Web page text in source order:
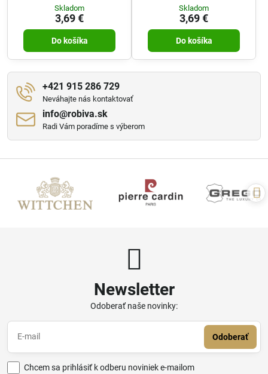
Skladom
3,69 €
Do košíka
Skladom
3,69 €
Do košíka
+421 915 286 729
Neváhajte nás kontaktovať
info​@robiva​.sk
Radi Vám poradíme s výberom
Newsletter
Odoberať naše novinky:
Odoberať
Chcem sa prihlásiť k odberu noviniek e-mailom